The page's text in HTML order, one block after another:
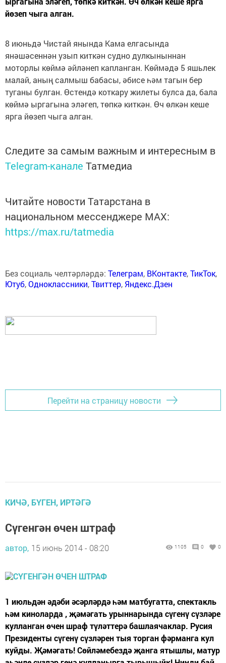
йөзеп чыга алган.
8 июньдә Чистай янында Кама елгасында
янәшәсеннән узып киткән судно дулкыныннан
моторлы көймә әйләнеп капланган. Көймәдә 5 яшьлек
малай, аның салмыш бабасы, әбисе һәм тагын бер
туганы булган. Өстендә коткару жилеты булса да, бала
көймә ыргагына эләгеп, төпкә киткән. Өч өлкән кеше
ярга йөзеп чыга алган.
Следите за самым важным и интересным в
Telegram-канале Татмедиа
Читайте новости Татарстана в
национальном мессенджере MАХ:
https://max.ru/tatmedia
Без социаль челтәрләрдә: Телеграм, ВКонтакте,ТикТок,
Ютуб,Одноклассники,Твиттер, Яндекс.Дзен
Перейти на страницу новости
КИЧӘ, БҮГЕН, ИРТӘГӘ
Сүгенгән өчен штраф
автор, 15 июнь 2014 - 08:20 1105 0 0
1 июльдән әдәби әсәрләрдә һәм матбугатта, спектакль
һәм киноларда , җәмәгать урыннарында сүгенү сүзләре
кулланган өчен шраф түләттерә башлаячаклар. Русия
Президенты сүгенү сүзләрен тыя торган фәрманга кул
куйды. Җәмәгать! Сөйләмебездә җанга ятышлы, матур